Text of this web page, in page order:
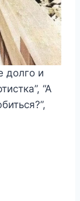
долго и
“А